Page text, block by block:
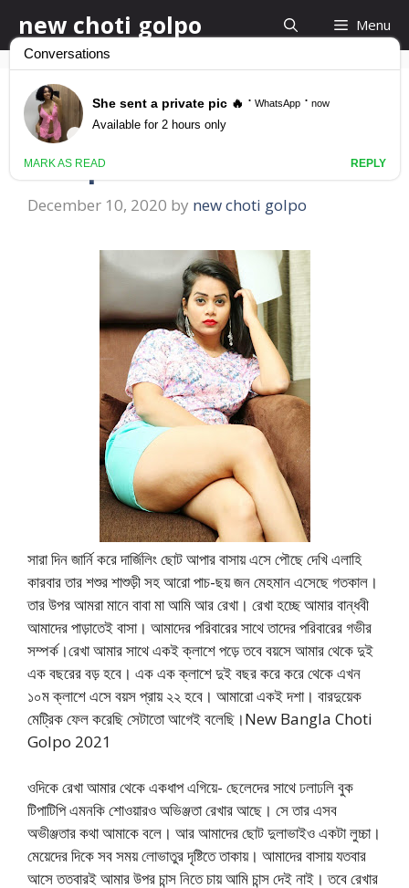
to
content
new choti golpo Menu
New Bangla Choti
Golpo 2021
December 10, 2020 by new choti golpo
সারা দিন জার্নি করে দার্জিলিং ছোট আপার বাসায় এসে পৌছে দেখি এলাহি
কারবার তার শশুর শাশুড়ী সহ আরো পাচ-ছয় জন মেহমান এসেছে গতকাল।
তার উপর আমরা মানে বাবা মা আমি আর রেখা। রেখা হচ্ছে আমার বান্ধবী
আমাদের পাড়াতেই বাসা। আমাদের পরিবারের সাথে তাদের পরিবারের গভীর
সম্পর্ক।রেখা আমার সাথে একই ক্লাশে পড়ে তবে বয়সে আমার থেকে দুই
এক বছরের বড় হবে। এক এক ক্লাশে দুই বছর করে করে থেকে এখন
১০ম ক্লাশে এসে বয়স প্রায় ২২ হবে। আমারো একই দশা। বারদুয়েক
মেট্রিক ফেল করেছি সেটাতো আগেই বলেছি।New Bangla Choti
Golpo 2021
ওদিকে রেখা আমার থেকে একধাপ এগিয়ে- ছেলেদের সাথে ঢলাঢলি বুক
টিপাটিপি এমনকি শোওয়ারও অভিঞ্জতা রেখার আছে। সে তার এসব
অভীঞ্জতার কথা আমাকে বলে। আর আমাদের ছোট দুলাভাইও একটা লুচ্চা।
মেয়েদের দিকে সব সময় লোভাতুর দৃষ্টিতে তাকায়। আমাদের বাসায় যতবার
আসে ততবারই আমার উপর চান্স নিতে চায় আমি চান্স দেই নাই। তবে রেখার